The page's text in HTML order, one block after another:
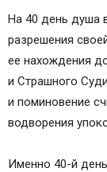
На 40 день душа
разрешения
ее нахождения
и Страшного
и поминовение
водворения
Именно 40-й